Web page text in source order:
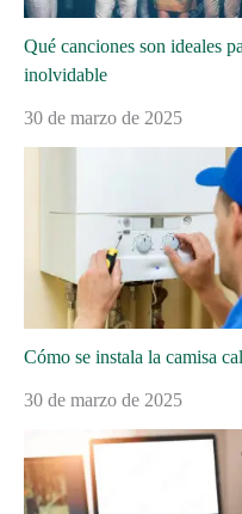
Qué canciones son ideales
inolvidable
30 de marzo de 2025
Cómo se instala la camisa
30 de marzo de 2025